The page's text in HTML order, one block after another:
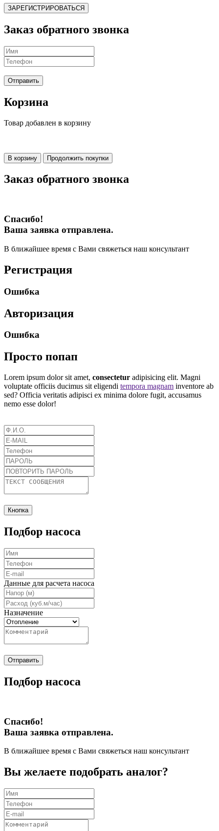
ЗАРЕГИСТРИРОВАТЬСЯ
Заказ обратного звонка
Отправить
Корзина
Товар добавлен в корзину
В корзину Продолжить покупки
Заказ обратного звонка
Спасибо!
Ваша заявка отправлена.
В ближайшее время с Вами свяжеться наш консультант
Регистрация
Ошибка
Авторизация
Ошибка
Просто попап
Lorem ipsum dolor sit amet, consectetur adipisicing elit. Magni
voluptate officiis ducimus sit eligendi tempora magnam inventore ab
sed? Officia veritatis adipisci ex minima dolore fugit, accusamus
nemo esse dolor!
Кнопка
Подбор насоса
Данные для расчета насоса
Назначение
Отправить
Подбор насоса
Спасибо!
Ваша заявка отправлена.
В ближайшее время с Вами свяжеться наш консультант
Вы желаете подобрать аналог?